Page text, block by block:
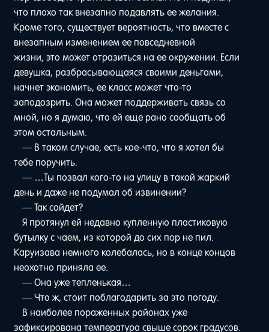
что плохо так внезапно подавлять ее желания.
Кроме того, существует вероятность, что вместе с
внезапным изменением ее повседневной
жизни, это может отразиться на ее окружении. Если
девушка, разбрасывающаяся своими деньгами,
начнет экономить, ее класс может что-то
заподозрить. Она может поддерживать связь со
мной, но я думаю, что ей еще рано сообщать об
этом остальным.
— В таком случае, есть кое-что, что я хотел бы
тебе поручить.
— …Ты позвал кого-то на улицу в такой жаркий
день и даже не подумал об извинении?
— Так сойдет?
Я протянул ей недавно купленную пластиковую
бутылку с чаем, из которой до сих пор не пил.
Каруизава немного колебалась, но в конце концов
неохотно приняла ее.
— Она уже тепленькая…
— Что ж, стоит поблагодарить за это погоду.
В наиболее пораженных районах уже
зафиксирована температура свыше сорок градусов.